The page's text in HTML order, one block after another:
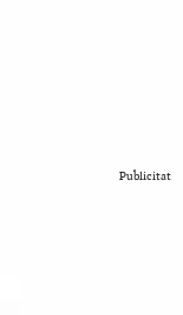
Publicitat